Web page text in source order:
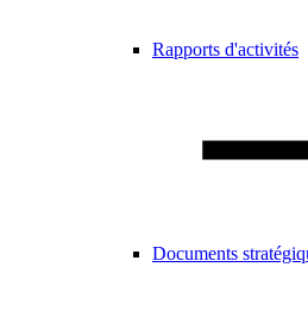
Rapports d'activités
Documents